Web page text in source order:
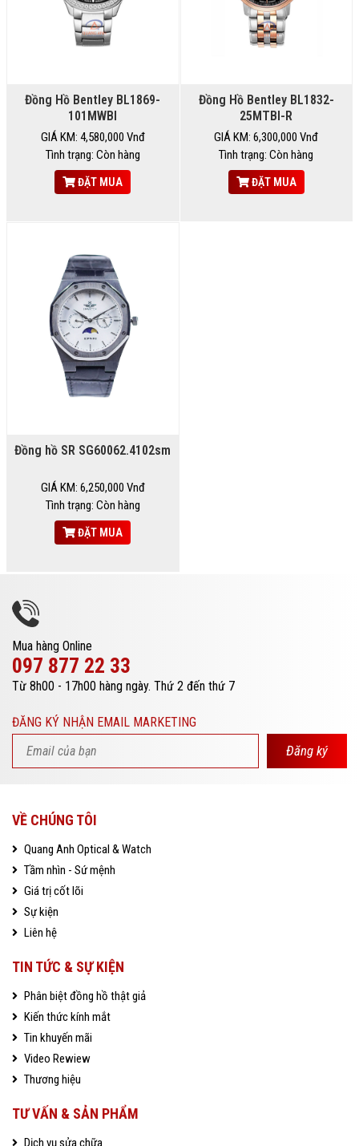
Đồng Hồ Bentley BL1869-
101MWBI
GIÁ KM: 4,580,000 Vnđ
Tình trạng: Còn hàng
ĐẶT MUA
Đồng Hồ Bentley BL1832-
25MTBI-R
GIÁ KM: 6,300,000 Vnđ
Tình trạng: Còn hàng
ĐẶT MUA
Đồng hồ SR SG60062.4102sm
GIÁ KM: 6,250,000 Vnđ
Tình trạng: Còn hàng
ĐẶT MUA
Mua hàng Online
097 877 22 33
Từ 8h00 - 17h00 hàng ngày. Thứ 2 đến thứ 7
ĐĂNG KÝ NHẬN EMAIL MARKETING
Đăng ký
VỀ CHÚNG TÔI
Quang Anh Optical & Watch
Tầm nhìn - Sứ mệnh
Giá trị cốt lõi
Sự kiện
Liên hệ
TIN TỨC & SỰ KIỆN
Phân biệt đồng hồ thật giả
Kiến thức kính mắt
Tin khuyến mãi
Video Rewiew
Thương hiệu
TƯ VẤN & SẢN PHẨM
Dịch vụ sửa chữa